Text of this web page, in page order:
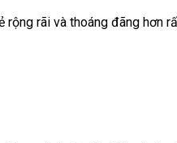
rãi và thoáng đãng hơn